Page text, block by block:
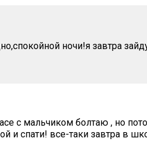
ночи!я завтра
с мальчиком болтаю , но
и спати! все-таки завтра в